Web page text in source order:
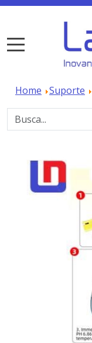
Home Suporte